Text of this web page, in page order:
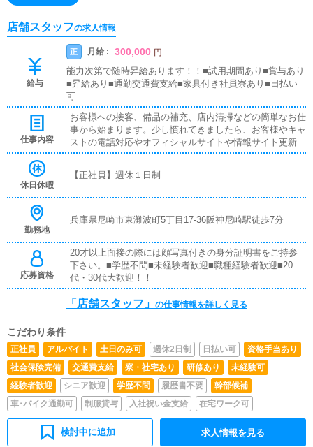
店舗スタッフの求人情報
給与
正 月給 : 300,000 円
能力次第で随時昇給あります！！■試用期間あり■賞与あり
■昇給あり■通勤交通費支給■家具付き社員寮あり■日払い
可
仕事内容
お客様への接客、備品の補充、店内清掃などの簡単なお仕
事から始まります。少し慣れてきましたら、お客様やキャ
ストの電話対応やオフィシャルサイトや情報サイト更新等
と、店舗運営のすべての業務を行っていただきます。
休日休暇
【正社員】週休１日制
勤務地
兵庫県尼崎市東灘波町5丁目17-36阪神尼崎駅徒歩7分
応募資格
20才以上面接の際には顔写真付きの身分証明書をご持参
下さい。■学歴不問■未経験者歓迎■職種経験者歓迎■20
代・30代大歓迎！！
「店舗スタッフ」 の仕事情報を詳しく見る
こだわり条件
正社員 アルバイト 土日のみ可 週休2日制 日払い可
資格手当あり
社会保険完備
交通費支給 寮・社宅あり 研修あり
未経験可
経験者歓迎
シニア歓迎 学歴不問 履歴書不要
幹部候補
車･バイク通勤可
制服貸与 入社祝い金支給 在宅ワーク可
検討中に追加 求人情報を見る